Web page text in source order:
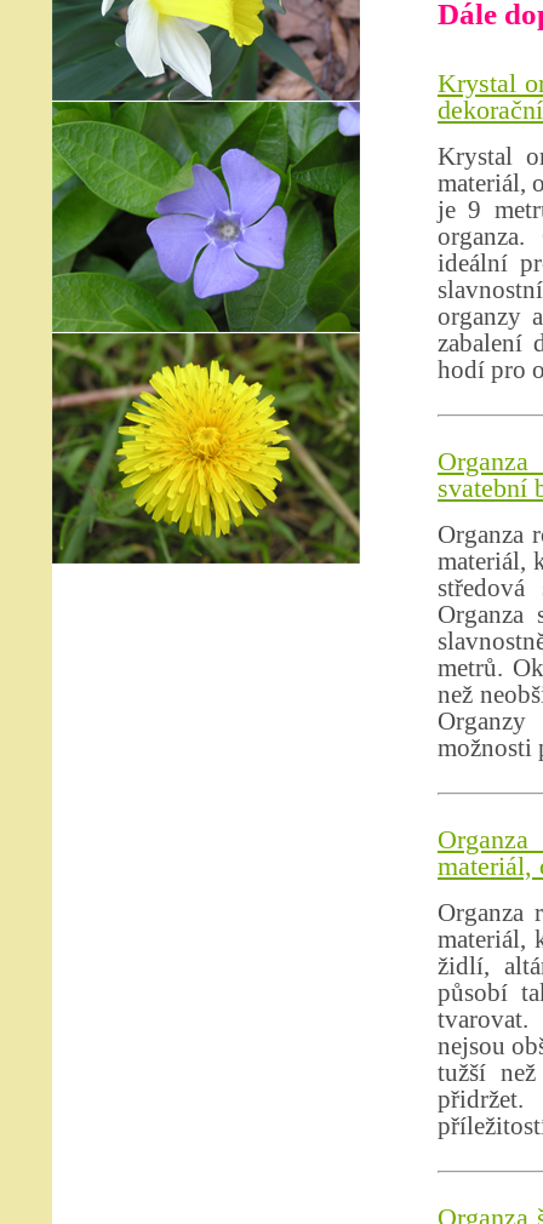
Dále
Krystal
Krystal
materiál,
je 9
ideální
organzy
zabalení
hodí pro
svatební
Organza
materiál,
Organza
metrů.
než
možnosti
materiál,
Organza
materiál,
židlí,
působí
nejsou
tužší
Organza